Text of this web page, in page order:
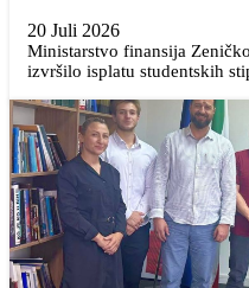
20 Juli 2026
Ministarstvo finansija
izvršilo isplatu studentskih